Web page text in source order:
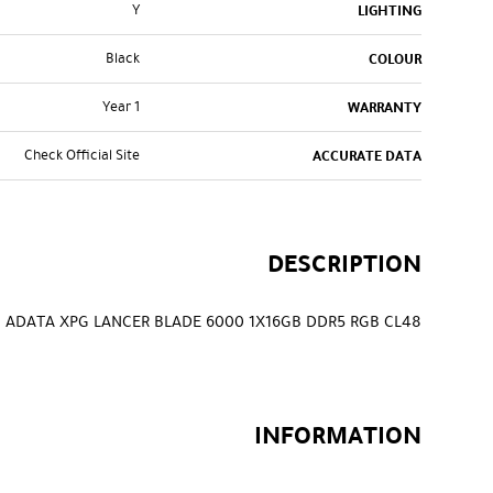
LIGHTING
Y
COLOUR
Black
WARRANTY
1 Year
ACCURATE DATA
Check Official Site
DESCRIPTION
ADATA XPG LANCER BLADE 6000 1X16GB DDR5 RGB CL48
INFORMATION